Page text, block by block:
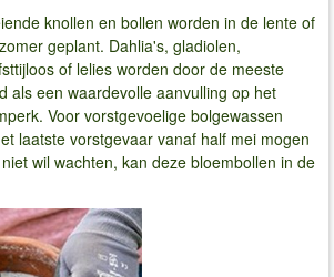
knollen en bollen worden in de lente of
geplant. Dahlia's, gladiolen,
of lelies worden door de meeste
als een waardevolle aanvulling op het
Voor vorstgevoelige bolgewassen
laatste vorstgevaar vanaf half mei mogen
wil wachten, kan deze bloembollen in de